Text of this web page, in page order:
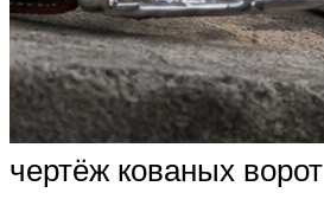
чертёж кованых ворот